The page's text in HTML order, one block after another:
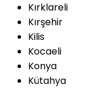
Kırklareli
Kırşehir
Kilis
Kocaeli
Konya
Kütahya